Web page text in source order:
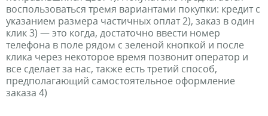
воспользоваться тремя вариантами покупки: кредит с
указанием размера частичных оплат 2), заказ в один
клик 3) — это когда, достаточно ввести номер
телефона в поле рядом с зеленой кнопкой и после
клика через некоторое время позвонит оператор и
все сделает за нас, также есть третий способ,
предполагающий самостоятельное оформление
заказа 4)